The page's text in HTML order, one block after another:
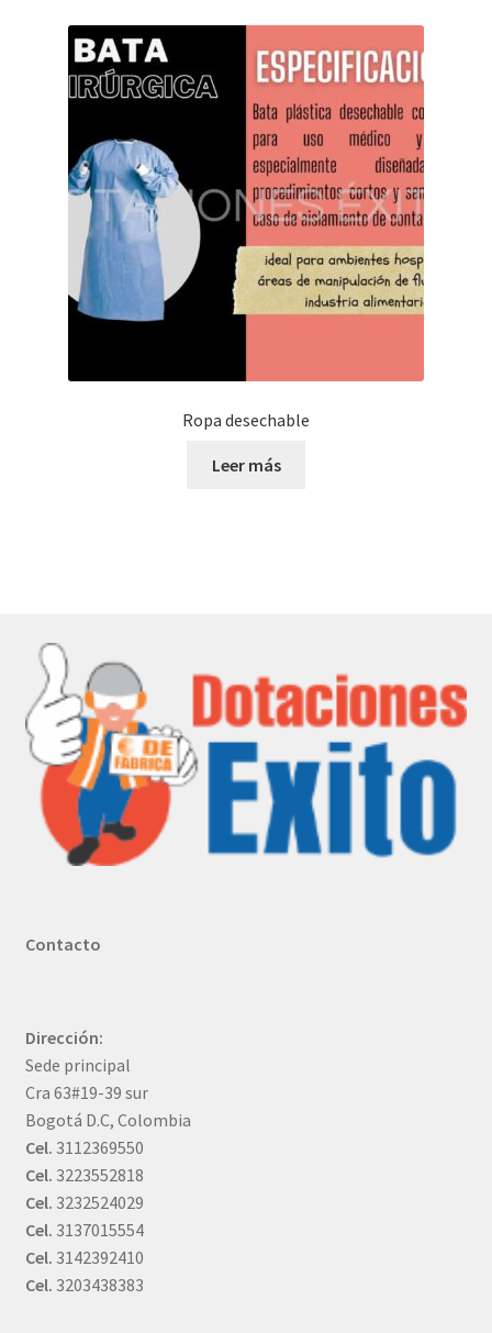
Ropa desechable
Leer más
Contacto
Dirección:
Sede principal
Cra 63#19-39 sur
Bogotá D.C, Colombia
Cel. 3112369550
Cel. 3223552818
Cel. 3232524029
Cel. 3137015554
Cel. 3142392410
Cel. 3203438383